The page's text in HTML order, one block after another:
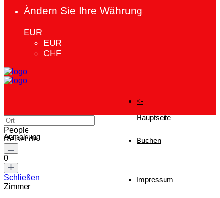
Ändern Sie Ihre Währung
EUR
EUR
CHF
<-
Hauptseite
Buchen
Impressum
Anmeldung
People
Reisende
0
Schließen
Zimmer